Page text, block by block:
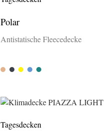
Polar
Antistatische Fleecedecke
CamelAnthrazit
GelbCapriPetrol
Tagesdecken